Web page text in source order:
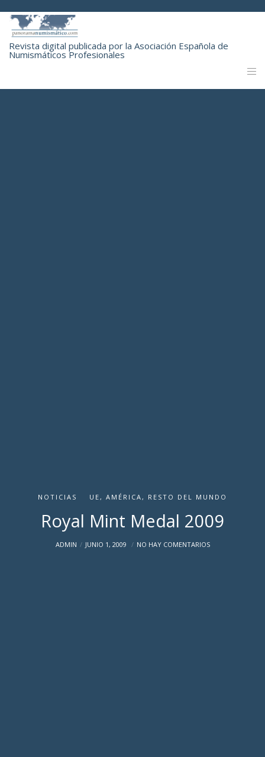
Revista digital publicada por la Asociación Española de
Numismáticos Profesionales
NOTICIAS UE, AMÉRICA, RESTO DEL MUNDO
Royal Mint Medal 2009
ADMIN JUNIO 1, 2009 NO HAY COMENTARIOS